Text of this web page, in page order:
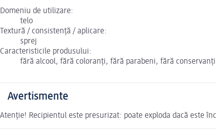
Domeniu de utilizare:
telo
Textură / consistență / aplicare:
sprej
Caracteristicile produsului:
fără alcool, fără coloranți, fără parabeni, fără conservanți
Avertismente
Atenție! Recipientul este presurizat: poate exploda dacă este